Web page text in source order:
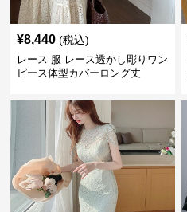
¥8,440 (税込)
レース 服 レース透かし彫りワン
ピース体型カバーロング丈